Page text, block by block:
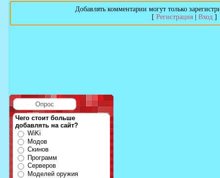
Добавлять комментарии могут только
[ Регистрация| Вход]
Опрос
Чего стоит больше
добавлять на сайт?
WiKi
Модов
Скинов
Программ
Серверов
Моделей оружия